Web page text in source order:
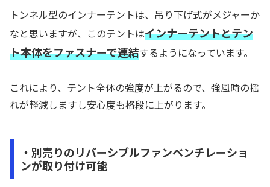
トンネル型のインナーテントは、吊り下げ式がメジャーか
なと思いますが、このテントはインナーテントとテン
ト本体をファスナーで連結するようになっています。
これにより、テント全体の強度が上がるので、強風時の揺
れが軽減しますし安心度も格段に上がります。
・別売りのリバーシブルファンベンチレーショ
ンが取り付け可能